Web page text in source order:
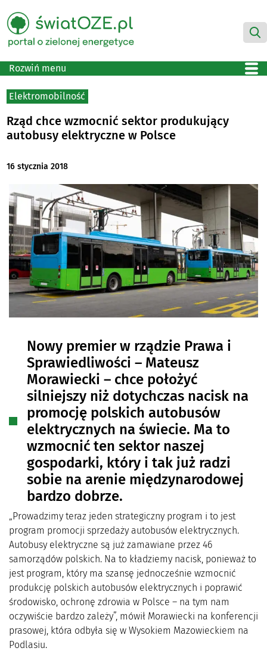
Rozwiń menu
Elektromobilność
Rząd chce wzmocnić sektor produkujący
autobusy elektryczne w Polsce
16 stycznia 2018
Nowy premier w rządzie Prawa i
Sprawiedliwości – Mateusz
Morawiecki – chce położyć
silniejszy niż dotychczas nacisk na
promocję polskich autobusów
elektrycznych na świecie. Ma to
wzmocnić ten sektor naszej
gospodarki, który i tak już radzi
sobie na arenie międzynarodowej
bardzo dobrze.
„Prowadzimy teraz jeden strategiczny program i to jest
program promocji sprzedaży autobusów elektrycznych.
Autobusy elektryczne są już zamawiane przez 46
samorządów polskich. Na to kładziemy nacisk, ponieważ to
jest program, który ma szansę jednocześnie wzmocnić
produkcję polskich autobusów elektrycznych i poprawić
środowisko, ochronę zdrowia w Polsce – na tym nam
oczywiście bardzo zależy”, mówił Morawiecki na konferencji
prasowej, która odbyła się w Wysokiem Mazowieckiem na
Podlasiu.